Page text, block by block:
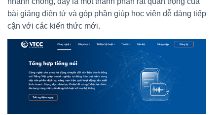
bài giảng điện tử và góp phần giúp học viên dễ dàng tiếp
cận với các kiến thức mới.